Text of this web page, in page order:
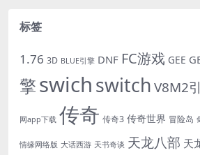
标签
1.76 3D BLUE引擎 DNF FC游戏 GEE
擎swichswitchV8M2
网app下载 传奇 传奇3 传奇世界 冒险岛
情缘网络版 大话西游 天书奇谈 天龙八部 天